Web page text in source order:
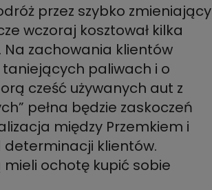
przez szybko zmieniający
wczoraj kosztował kilka
Na zachowania klientów
paliwach i o
cześć używanych aut z
pełna będzie zaskoczeń
między Przemkiem i
determinacji klientów.
ochotę kupić sobie